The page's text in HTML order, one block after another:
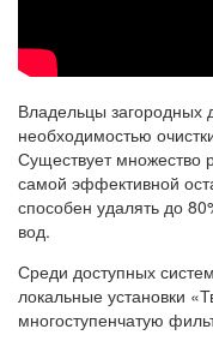
Владельцы загородных
необходимостью
Существует множество
самой эффективной
способен удалять до
вод.
Среди доступных
локальные установки
многоступенчатую